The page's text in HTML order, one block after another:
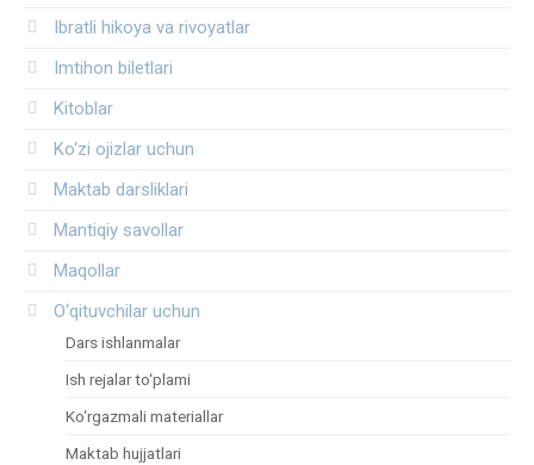
Ibratli hikoya va rivoyatlar
Imtihon biletlari
Kitoblar
Ko‘zi ojizlar uchun
Maktab darsliklari
Mantiqiy savollar
Maqollar
O‘qituvchilar uchun
Dars ishlanmalar
Ish rejalar to‘plami
Ko‘rgazmali materiallar
Maktab hujjatlari